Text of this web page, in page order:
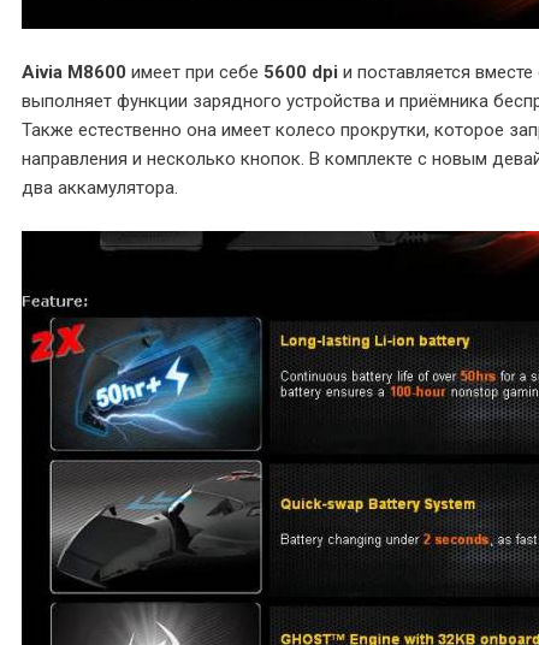
Aivia M8600 имеет при себе 5600 dpi и поставляется
выполняет функции зарядного устройства и приёмника
Также естественно она имеет колесо прокрутки, которое
направления и несколько кнопок. В комплекте с новым
два аккамулятора.